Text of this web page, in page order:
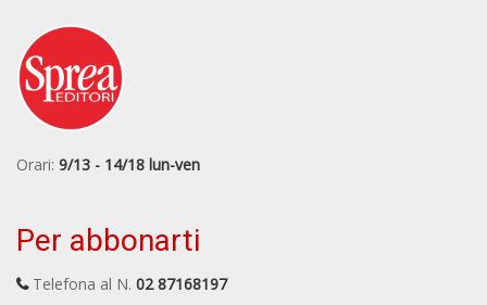
Orari: 9/13 - 14/18 lun-ven
Per abbonarti
Telefona al N. 02 87168197